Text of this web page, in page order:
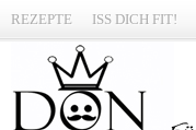
REZEPTE ISS DICH FIT!